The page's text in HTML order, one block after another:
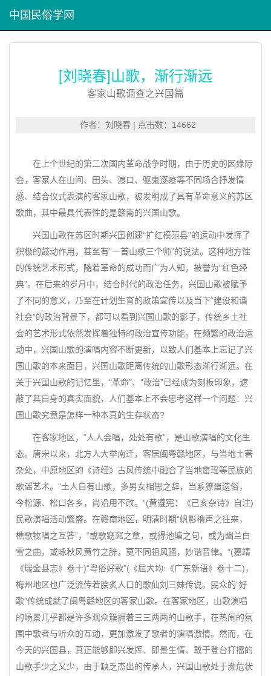
中国民俗学网
[刘晓春]山歌，渐行渐远
客家山歌调查之兴国篇
作者：刘晓春 | 点击数：14662
在上个世纪的第二次国内革命战争时期，由于历史的因缘际
会，客家人在山间、田头、渡口、驱鬼逐疫等不同场合抒发情
感、结合仪式表演的客家山歌，被发明成了具有革命意义的苏区
歌曲，其中最具代表性的是赣南的兴国山歌。
兴国山歌在苏区时期兴国创建“扩红模范县”的运动中发挥了
积极的鼓动作用，甚至有“一首山歌三个师”的说法。这种地方性
的传统艺术形式，随着革命的成功而广为人知，被誉为“红色经
典”。在后来的岁月中，结合时代的政治任务，兴国山歌被赋予
了不同的意义，乃至在计划生育的政策宣传以及当下“建设和谐
社会”的政治背景下，都可以看到兴国山歌的影子，传统乡土社
会的艺术形式依然发挥着独特的政治宣传功能。在频繁的政治运
动中，兴国山歌的演唱内容不断更新，以致人们基本上忘记了兴
国山歌的本来面目，兴国山歌距离传统的山歌形态渐行渐远。在
关于兴国山歌的记忆里，“革命”、“政治”已经成为刻板印象，遮
蔽了其自身的真实面貌，人们基本上不会思考这样一个问题：兴
国山歌究竟是怎样一种本真的生存状态?
在客家地区，“人人会唱，处处有歌”，是山歌演唱的文化生
态。唐宋以来，北方人大举南迁，客居闽粤赣地区，与当地土著
杂处，中原地区的《诗经》古风传统中融合了当地畲瑶等民族的
歌谣艺术。“土人自有山歌，多男女相思之辞，当系獠蛋遗俗，
今松源、松口各乡，尚沿用不改。”(黄遵宪：《己亥杂诗》自注)
民歌演唱活动繁盛。在赣南地区，明清时期“帆影橹声之往来，
樵歌牧唱之互答”，“或歌窈窕之章，或得池塘之句，或为幽兰白
雪之曲，或咏秋风黄竹之辞，莫不同祖风骚，妙谐音律。”(嘉靖
《瑞金县志》卷十)“粤俗好歌”(《屈大均:《广东新语》卷十二)，
梅州地区也广泛流传着脍炙人口的歌仙刘三妹传说。民众的“好
歌”传统成就了闽粤赣地区的客家山歌。在客家地区，山歌演唱
的场景几乎都是许多观众簇拥着三三两两的山歌手，在热闹的氛
围中歌者与听众的互动，更加激发了歌者的演唱激情。然而，在
今天的兴国县，真正能够即兴发挥、即景生情、敢于登台打擂的
山歌手少之又少，由于缺乏杰出的传承人，兴国山歌处于濒危状